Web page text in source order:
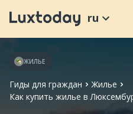
ru
Гиды для граждан
Жилье
Как купить жилье в
ЖИЛЬЕ